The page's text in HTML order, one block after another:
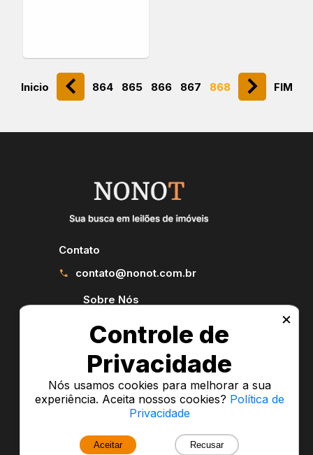
Inicio chevron_left 864 865 866 867 868 navigate_next FIM
Contato
call
contato@nonot.com.br
Sobre Nós
Política de privacidade
×
Controle de
Privacidade
Nós usamos cookies para melhorar a sua
experiência. Aceita nossos cookies? Política de
Privacidade
Aceitar Recusar